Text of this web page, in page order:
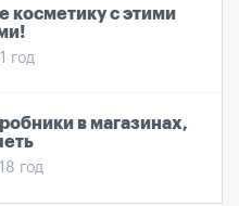
косметику с этими
год
в магазинах,
год